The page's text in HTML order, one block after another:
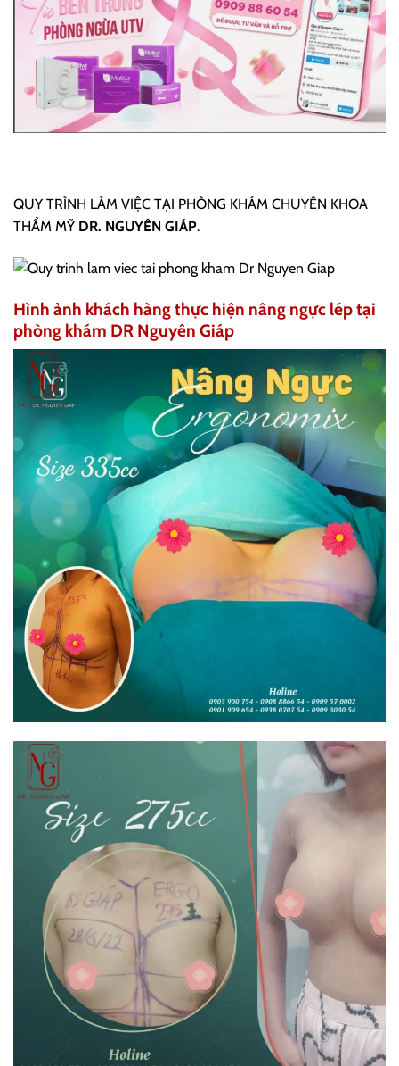
QUY TRÌNH LÀM VIỆC TẠI PHÒNG KHÁM CHUYÊN KHOA
THẨM MỸ DR. NGUYÊN GIÁP.
Hình ảnh khách hàng thực hiện nâng ngực lép tại
phòng khám DR Nguyên Giáp